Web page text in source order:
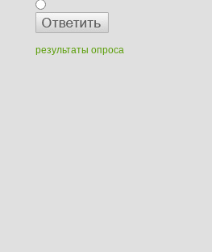
результаты опроса